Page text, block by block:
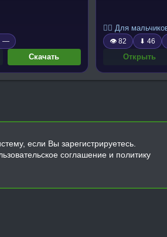
—
Скачать
🧍‍♂️ Для
👁 82 ⬇ 46
Открыть
если Вы зарегистрируетесь.
соглашение и политику